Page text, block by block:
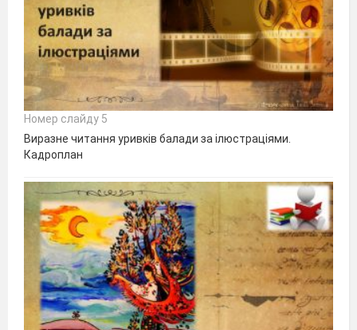
Номер слайду 5
Виразне читання уривків балади за ілюстраціями.
Кадроплан